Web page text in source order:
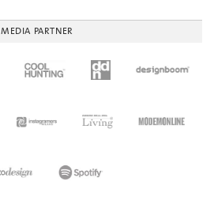
MEDIA PARTNER